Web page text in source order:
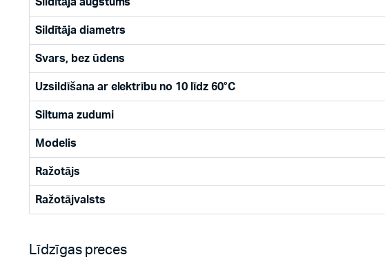
Sildītāja diametrs
Svars, bez ūdens
Uzsildīšana ar elektrību no 10 līdz 60°C
Siltuma zudumi
Modelis
Ražotājs
Ražotājvalsts
Līdzīgas preces